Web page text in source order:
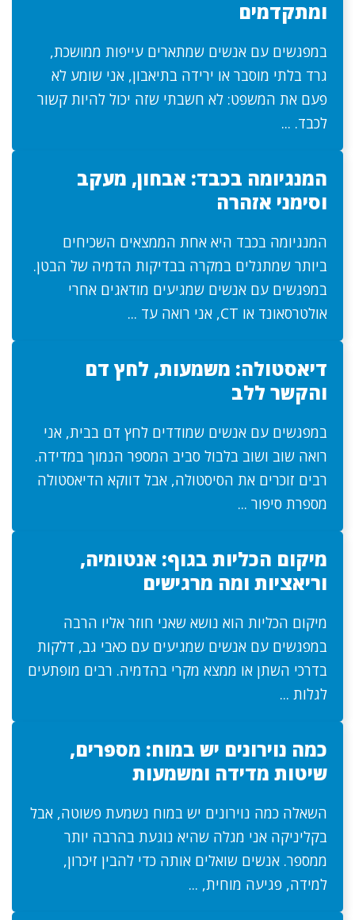
ומתקדמים
במפגשים עם אנשים שמתארים עייפות ממושכת,
גרד בלתי מוסבר או ירידה בתיאבון, אני שומע לא
פעם את המשפט: לא חשבתי שזה יכול להיות קשור
לכבד. ...
המנגיומה בכבד: אבחון, מעקב
וסימני אזהרה
המנגיומה בכבד היא אחת הממצאים השכיחים
ביותר שמתגלים במקרה בבדיקות הדמיה של הבטן.
במפגשים עם אנשים שמגיעים מודאגים אחרי
אולטרסאונד או CT, אני רואה עד ...
דיאסטולה: משמעות, לחץ דם
והקשר ללב
במפגשים עם אנשים שמודדים לחץ דם בבית, אני
רואה שוב ושוב בלבול סביב המספר הנמוך במדידה.
רבים זוכרים את הסיסטולה, אבל דווקא הדיאסטולה
מספרת סיפור ...
מיקום הכליות בגוף: אנטומיה,
וריאציות ומה מרגישים
מיקום הכליות הוא נושא שאני חוזר אליו הרבה
במפגשים עם אנשים שמגיעים עם כאבי גב, דלקות
בדרכי השתן או ממצא מקרי בהדמיה. רבים מופתעים
לגלות ...
כמה נוירונים יש במוח: מספרים,
שיטות מדידה ומשמעות
השאלה כמה נוירונים יש במוח נשמעת פשוטה, אבל
בקליניקה אני מגלה שהיא נוגעת בהרבה יותר
ממספר. אנשים שואלים אותה כדי להבין זיכרון,
למידה, פגיעה מוחית, ...